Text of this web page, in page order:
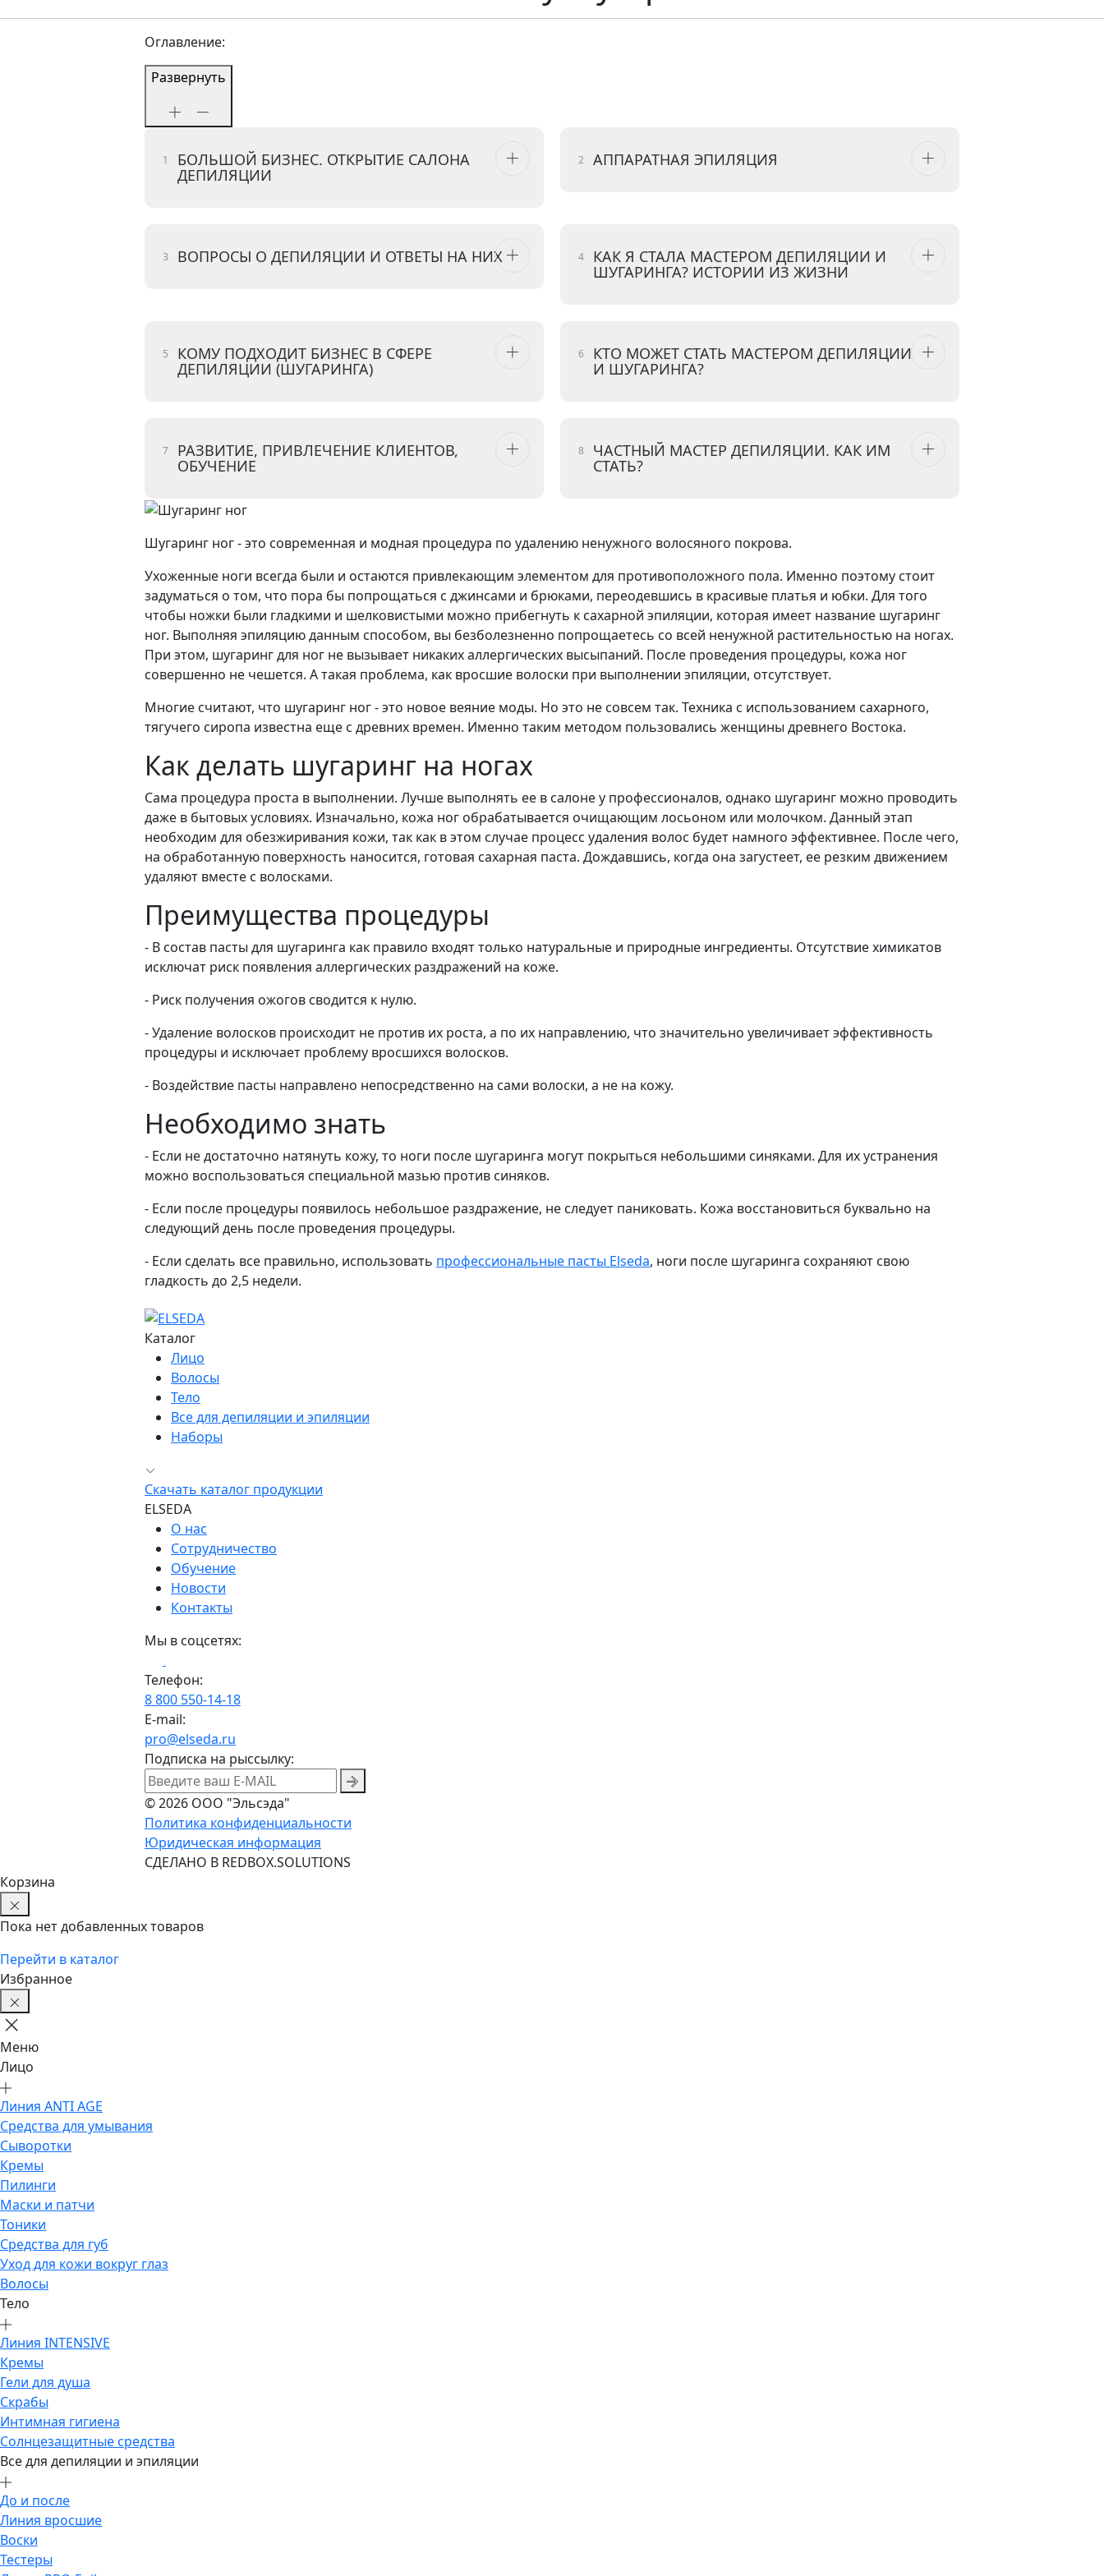
Оглавление:
Развернуть
БОЛЬШОЙ БИЗНЕС. ОТКРЫТИЕ САЛОНА
ДЕПИЛЯЦИИ
АППАРАТНАЯ ЭПИЛЯЦИЯ
ВОПРОСЫ О ДЕПИЛЯЦИИ И ОТВЕТЫ НА НИХ КАК Я СТАЛА МАСТЕРОМ ДЕПИЛЯЦИИ И
ШУГАРИНГА? ИСТОРИИ ИЗ ЖИЗНИ
КОМУ ПОДХОДИТ БИЗНЕС В СФЕРЕ
ДЕПИЛЯЦИИ (ШУГАРИНГА)
КТО МОЖЕТ СТАТЬ МАСТЕРОМ ДЕПИЛЯЦИИ
И ШУГАРИНГА?
РАЗВИТИЕ, ПРИВЛЕЧЕНИЕ КЛИЕНТОВ,
ОБУЧЕНИЕ
ЧАСТНЫЙ МАСТЕР ДЕПИЛЯЦИИ. КАК ИМ
СТАТЬ?
Шугаринг ног - это современная и модная процедура по удалению ненужного волосяного покрова.
Ухоженные ноги всегда были и остаются привлекающим элементом для противоположного пола. Именно поэтому стоит
задуматься о том, что пора бы попрощаться с джинсами и брюками, переодевшись в красивые платья и юбки. Для того
чтобы ножки были гладкими и шелковистыми можно прибегнуть к сахарной эпиляции, которая имеет название шугаринг
ног. Выполняя эпиляцию данным способом, вы безболезненно попрощаетесь со всей ненужной растительностью на ногах.
При этом, шугаринг для ног не вызывает никаких аллергических высыпаний. После проведения процедуры, кожа ног
совершенно не чешется. А такая проблема, как вросшие волоски при выполнении эпиляции, отсутствует.
Многие считают, что шугаринг ног - это новое веяние моды. Но это не совсем так. Техника с использованием сахарного,
тягучего сиропа известна еще с древних времен. Именно таким методом пользовались женщины древнего Востока.
Как делать шугаринг на ногах
Сама процедура проста в выполнении. Лучше выполнять ее в салоне у профессионалов, однако шугаринг можно проводить
даже в бытовых условиях. Изначально, кожа ног обрабатывается очищающим лосьоном или молочком. Данный этап
необходим для обезжиривания кожи, так как в этом случае процесс удаления волос будет намного эффективнее. После чего,
на обработанную поверхность наносится, готовая сахарная паста. Дождавшись, когда она загустеет, ее резким движением
удаляют вместе с волосками.
Преимущества процедуры
- В состав пасты для шугаринга как правило входят только натуральные и природные ингредиенты. Отсутствие химикатов
исключат риск появления аллергических раздражений на коже.
- Риск получения ожогов сводится к нулю.
- Удаление волосков происходит не против их роста, а по их направлению, что значительно увеличивает эффективность
процедуры и исключает проблему вросшихся волосков.
- Воздействие пасты направлено непосредственно на сами волоски, а не на кожу.
Необходимо знать
- Если не достаточно натянуть кожу, то ноги после шугаринга могут покрыться небольшими синяками. Для их устранения
можно воспользоваться специальной мазью против синяков.
- Если после процедуры появилось небольшое раздражение, не следует паниковать. Кожа восстановиться буквально на
следующий день после проведения процедуры.
- Если сделать все правильно, использовать профессиональные пасты Elseda, ноги после шугаринга сохраняют свою
гладкость до 2,5 недели.
Каталог
Лицо
Волосы
Тело
Все для депиляции и эпиляции
Наборы
Скачать каталог продукции
ELSEDA
О нас
Сотрудничество
Обучение
Новости
Контакты
Мы в соцсетях:
Телефон:
8 800 550-14-18
E-mail:
pro@elseda.ru
Подписка на рыссылку:
© 2026 ООО "Эльсэда"
Политика конфиденциальности
Юридическая информация
CДЕЛАНО В REDBOX.SOLUTIONS
Корзина
Пока нет добавленных товаров
Перейти в каталог
Избранное
Меню
Лицо
Линия ANTI AGE
Средства для умывания
Сыворотки
Кремы
Пилинги
Маски и патчи
Тоники
Средства для губ
Уход для кожи вокруг глаз
Волосы
Тело
Линия INTENSIVE
Кремы
Гели для душа
Скрабы
Интимная гигиена
Солнцезащитные средства
Все для депиляции и эпиляции
До и после
Линия вросшие
Воски
Тестеры